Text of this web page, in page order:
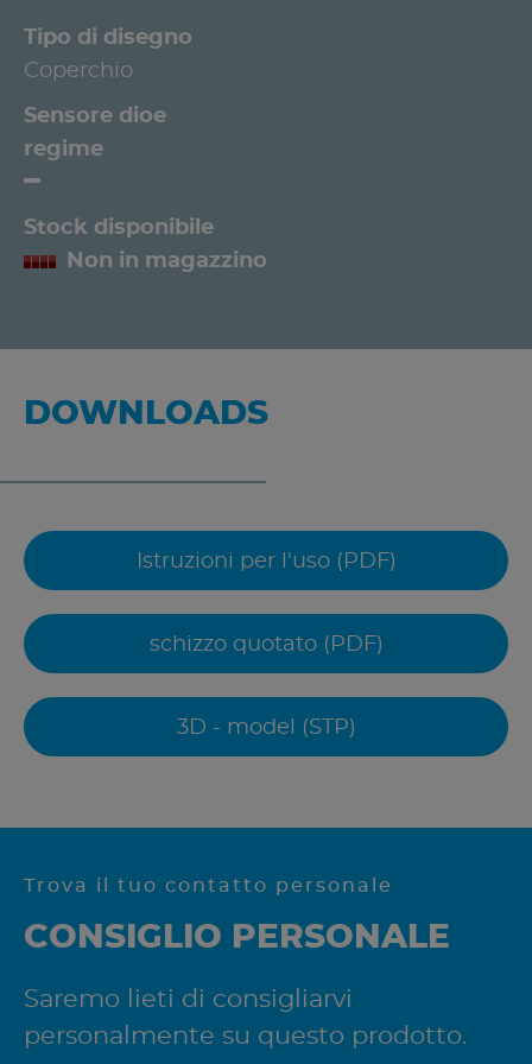
Tipo di disegno
Coperchio
Sensore dioe
regime
Stock disponibile
Non in magazzino
DOWNLOADS
Istruzioni per l'uso (PDF)
schizzo quotato (PDF)
3D - model (STP)
Trova il tuo contatto personale
CONSIGLIO PERSONALE
Saremo lieti di consigliarvi
personalmente su questo prodotto.